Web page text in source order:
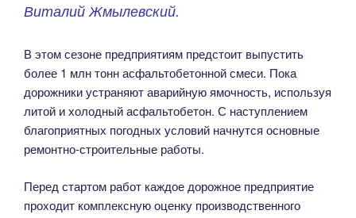
Виталий Жмылевский.
В этом сезоне предприятиям предстоит выпустить
более 1 млн тонн асфальтобетонной смеси. Пока
дорожники устраняют аварийную ямочность, используя
литой и холодный асфальтобетон. С наступлением
благоприятных погодных условий начнутся основные
ремонтно-строительные работы.
Перед стартом работ каждое дорожное предприятие
проходит комплексную оценку производственного